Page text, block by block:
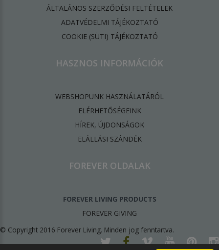
ÁLTALÁNOS SZERZŐDÉSI FELTÉTELEK
ADATVÉDELMI TÁJÉKOZTATÓ
​COOKIE (SÜTI) TÁJÉKOZTATÓ
HASZNOS INFORMÁCIÓK
WEBSHOPUNK HASZNÁLATÁRÓL
ELÉRHETŐSÉGEINK
HÍREK, ÚJDONSÁGOK
ELÁLLÁSI SZÁNDÉK
FOREVER OLDALAK
FOREVER LIVING PRODUCTS
FOREVER GIVING
© Copyright 2016 Forever Living. Minden jog fenntartva.